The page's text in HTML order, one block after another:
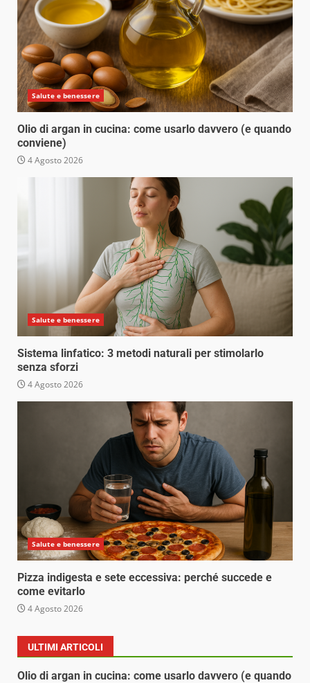
Salute e benessere
Olio di argan in cucina: come usarlo davvero (e quando
conviene)
4 Agosto 2026
Salute e benessere
Sistema linfatico: 3 metodi naturali per stimolarlo
senza sforzi
4 Agosto 2026
Salute e benessere
Pizza indigesta e sete eccessiva: perché succede e
come evitarlo
4 Agosto 2026
ULTIMI ARTICOLI
Olio di argan in cucina: come usarlo davvero (e quando